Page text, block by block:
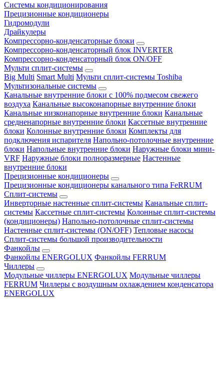
Системы кондиционирования
Прецизионные кондиционеры
Гидромодули
Драйкулеры
Компрессорно-конденсаторные блоки
Компрессорно-конденсаторный блок INVERTER
Компрессорно-конденсаторный блок ON/OFF
Мульти сплит-системы
Big Multi Smart Multi Мульти сплит-системы Toshiba
Мультизональные системы
Канальные внутренние блоки с 100% подмесом свежего
воздуха Канальные высоконапорные внутренние блоки
Канальные низконапорные внутренние блоки Канальные
средненапорные внутренние блоки Кассетные внутренние
блоки Колонные внутренние блоки Комплекты для
подключения испарителя Напольно-потолочные внутренние
блоки Напольные внутренние блоки Наружные блоки мини-
VRF Наружные блоки полноразмерные Настенные
внутренние блоки
Прецизионные кондиционеры
Прецизионные кондиционеры канального типа FeRRUM
Сплит-системы
Инверторные настенные сплит-системы Канальные сплит-
системы Кассетные сплит-системы Колонные сплит-системы
(кондиционеры) Напольно-потолочные сплит-системы
Настенные сплит-системы (ON/OFF) Тепловые насосы
Сплит-системы большой производительности
Фанкойлы
Фанкойлы ENERGOLUX Фанкойлы FERRUM
Чиллеры
Модульные чиллеры ENERGOLUX Модульные чиллеры
FERRUM Чиллеры с воздушным охлаждением конденсатора
ENERGOLUX